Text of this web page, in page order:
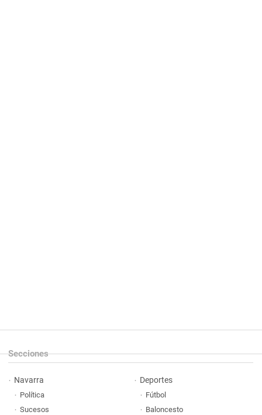
Secciones
Navarra
Política
Sucesos
Deportes
Fútbol
Baloncesto